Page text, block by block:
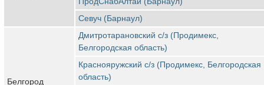
Севуч (Барнаул)
Белгород
Дмитротарановский с/з (Продимекс,
Белгородская область)
Краснояружский с/з (Продимекс, Белгородская
область)